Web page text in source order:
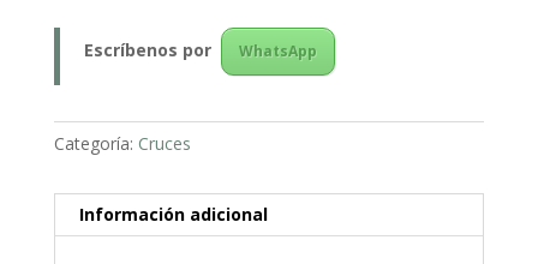
Escríbenos por WhatsApp
Categoría: Cruces
Información adicional